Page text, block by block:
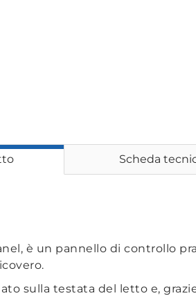
Scheda
è un pannello di controllo
sulla testata del letto e,